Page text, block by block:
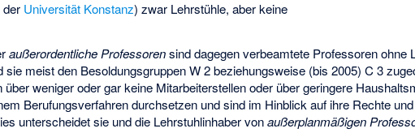
Universität Konstanz) zwar Lehrstühle, aber keine
außerordentliche Professorensind dagegen verbeamtete Professoren ohne
sie meist den Besoldungsgruppen W 2 beziehungsweise (bis 2005) C 3
über weniger oder gar keine Mitarbeiterstellen oder über geringere
Berufungsverfahren durchsetzen und sind im Hinblick auf ihre Rechte
unterscheidet sie und die Lehrstuhlinhaber vonaußerplanmäßigen